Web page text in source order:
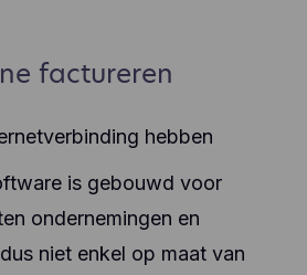
factureren
hebben
is gebouwd voor
ondernemingen en
niet enkel op maat van